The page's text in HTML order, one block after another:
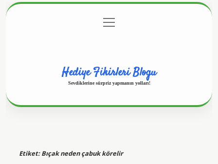
Gizlilik Politikası
menüyü
aç
Hediye Fikirleri Blogu
Sevdiklerine sürpriz yapmanın yolları!
Etiket:Bıçak neden çabuk körelir